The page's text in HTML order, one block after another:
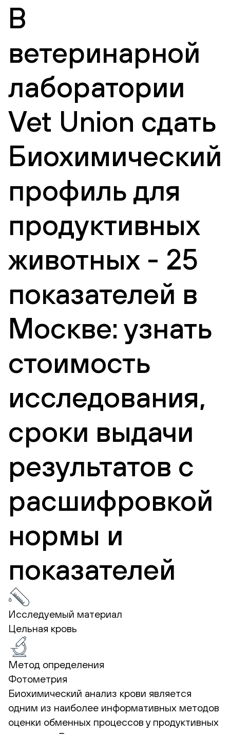
В
ветеринарной
лаборатории
Vet Union сдать
Биохимический
профиль для
продуктивных
животных - 25
показателей в
Москве: узнать
стоимость
исследования,
сроки выдачи
результатов с
расшифровкой
нормы и
показателей
Исследуемый материал
Цельная кровь
Метод определения
Фотометрия
Биохимический анализ крови является
одним из наиболее информативных методов
оценки обменных процессов у продуктивных